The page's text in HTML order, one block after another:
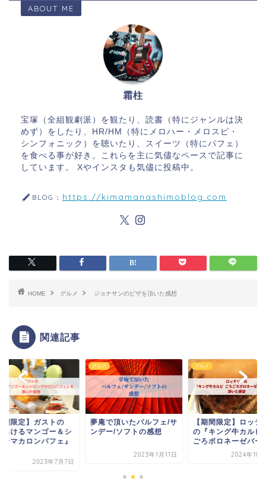
ABOUT ME
霜柱
宝塚（全組観劇派）を観たり、読書（特にジャンルは決
めず）をしたり、HR/HM（特にメロハー・メロスピ・
シンフォニック）を聴いたり、スイーツ（特にパフェ）
を食べる事が好き。これらを主に気儘なペースで記事に
しています。 Xやインスタも気儘に投稿中。
BLOG： https://kimamanashimoblog.com
HOME グルメ ジョナサンのピザを頂いた感想
関連記事
間限定】ガストの
ろけるマンゴー＆シ
ンマカロンパフェ』
2023年7月7日
グルメ
夢庵で頂いたパルフェ/サ
ンデー/ソフトの感想
2023年1月11日
グルメ
【期間限定】ロッテ
の『キング牛カルビ
ごろボロネーゼバー
2024年10